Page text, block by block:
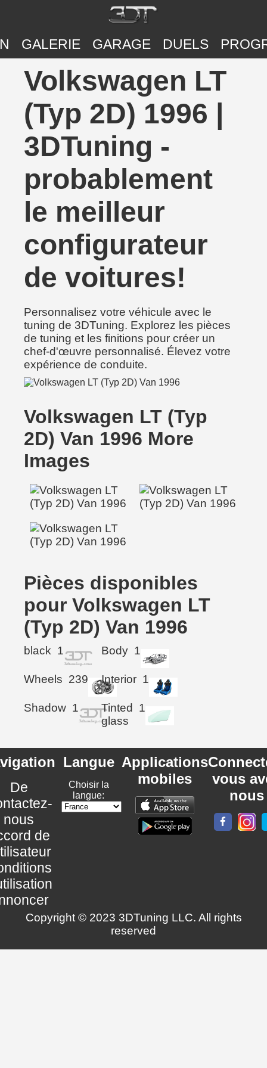
GALERIE GARAGE DUELS
Volkswagen LT
(Typ 2D) 1996 |
3DTuning -
probablement
le meilleur
configurateur
de voitures!
Personnalisez votre véhicule avec le
tuning de 3DTuning. Explorez les pièces
de tuning et les finitions pour créer un
chef-d'œuvre personnalisé. Élevez votre
expérience de conduite.
Volkswagen LT (Typ
2D) Van 1996 More
Images
Pièces disponibles
pour Volkswagen LT
(Typ 2D) Van 1996
black 1 Body 1
Wheels 239 Interior 1
Shadow 1
Tinted
glass
1
De
nous
de
Langue
Choisir la
langue:
Applications
mobiles
vous
nous
Copyright © 2023 3DTuning LLC. All rights
reserved